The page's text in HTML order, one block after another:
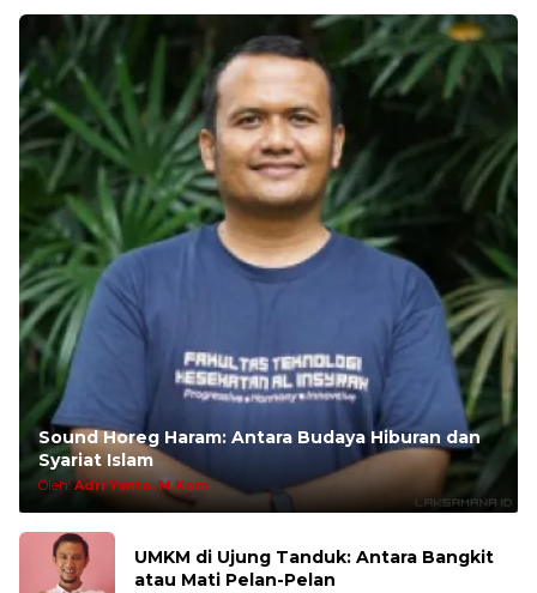
Sound Horeg Haram: Antara Budaya Hiburan dan
Syariat Islam
Oleh:Adri Yanto, M.Kom
UMKM di Ujung Tanduk: Antara Bangkit
atau Mati Pelan-Pelan